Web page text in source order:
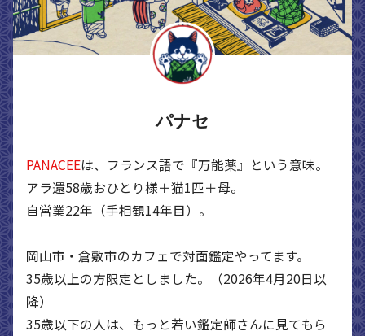
パナセ
PANACEEは、フランス語で『万能薬』という意味。
アラ還58歳おひとり様＋猫1匹＋母。
自営業22年（手相観14年目）。
岡山市・倉敷市のカフェで対面鑑定やってます。
35歳以上の方限定としました。（2026年4月20日以
降）
35歳以下の人は、もっと若い鑑定師さんに見てもら